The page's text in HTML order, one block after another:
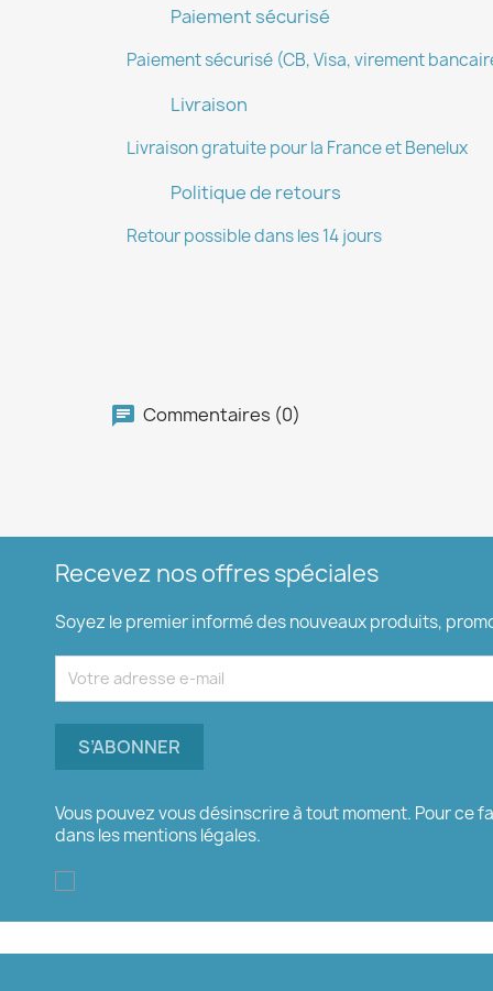
Paiement sécurisé
Paiement sécurisé (CB, Visa, virement
Livraison
Livraison gratuite pour la France et Benelux
Politique de retours
Retour possible dans les 14 jours
Commentaires (0)
Recevez nos offres spéciales
Soyez le premier informé des nouveaux produits,
Vous pouvez vous désinscrire à tout moment. Pour ce
dans les mentions légales.